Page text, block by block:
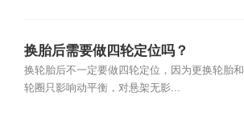
换胎后需要做四轮定位吗？
换轮胎后不一定要做四轮定位，因为更换轮胎和
轮圈只影响动平衡，对悬架无影...